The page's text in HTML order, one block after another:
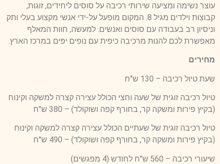
עוצר נשימה ומציעה שירותי רכיבה על סוסים ליחידים, זוגות,
קבוצות וילדים מגיל 8. המקום מופעל על-ידי אנשי מקצוע בעלי ותק
וניסיון רב בעבודה עם סוסים ואנשים. למעשה, חוות המאלף
מאפשרת לכם להנות מרכיבה כיפית עם נופים יפים במרכז הארץ.
מחירים
שעת טיול רכיבה – 130 ש"ח
טיול רכיבה זוגית של שעה וחצי הכולל עצירה קצרה למשקה וקינוח
(בקיץ פירות ומשקה קר, בחורף קפה ושוקולד) – 380 ש"ח
טיול רכיבה זוגית של שעתיים הכולל עצירה קצרה למשקה וקינוח
(בקיץ פירות ומשקה קר, בחורף קפה ושוקולד) – 490 ש"ח
שיעורי רכיבה – 560 ש"ח לחודש (4 מפגשים)